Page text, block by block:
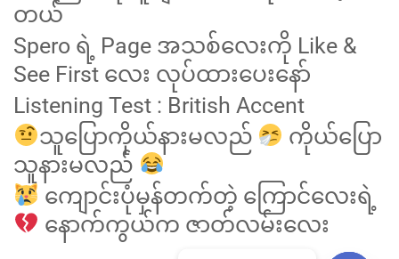
တယ်
Spero ရဲ့ Page အသစ်လေးကို Like &
See First လေး လုပ်ထားပေးနော်
Listening Test : British Accent
သူပြောကိုယ်နားမလည်
ကိုယ်ပြော
သူနားမလည်
ကျောင်းပုံမှန်တက်တဲ့ ကြောင်လေးရဲ့
နောက်ကွယ်က ဇာတ်လမ်းလေး